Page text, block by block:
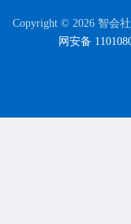
Copyright © 2026 智会
网安备